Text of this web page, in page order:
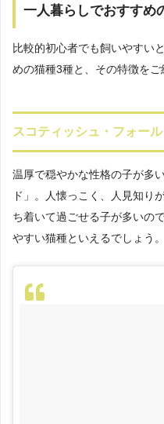
一人暮らしでおすすめ
比較的初心者でも飼いやすい
めの猫種3種と、その特徴をご
スコティッシュ・フォー
温厚で穏やかな性格の子が多
ド」。人懐っこく、人見知り
ち着いて過ごせる子が多いの
やすい猫種といえるでしょう。